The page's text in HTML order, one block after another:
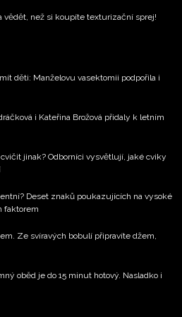
vědět, než si koupíte texturizační sprej!
děti: Manželovu vasektomii podpořila i
i Kateřina Brožová přidaly k letním
jinak? Odborníci vysvětlují, jaké cviky
Deset znaků poukazujících na vysoké
faktorem
Ze svíravých bobulí připravíte džem,
oběd je do 15 minut hotový. Nasladko i